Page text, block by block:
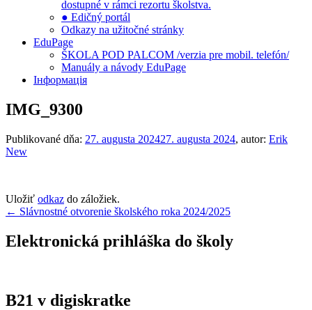
dostupné v rámci rezortu školstva.
● Edičný portál
Odkazy na užitočné stránky
EduPage
ŠKOLA POD PALCOM /verzia pre mobil. telefón/
Manuály a návody EduPage
Інформація
IMG_9300
Publikované dňa: 27. augusta 202427. augusta 2024, autor: Erik
New
Uložiť odkaz do záložiek.
Navigácia
v
článku
← Slávnostné otvorenie školského roka 2024/2025
Elektronická prihláška do školy
B21 v digiskratke